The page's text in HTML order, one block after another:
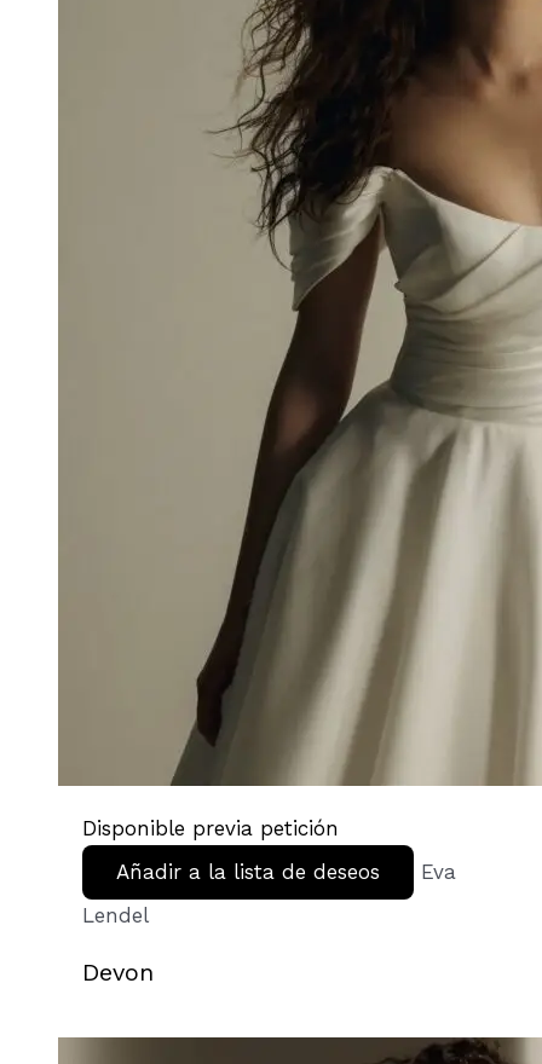
Disponible previa petición
Añadir a la lista de deseos
Eva
Lendel
Devon